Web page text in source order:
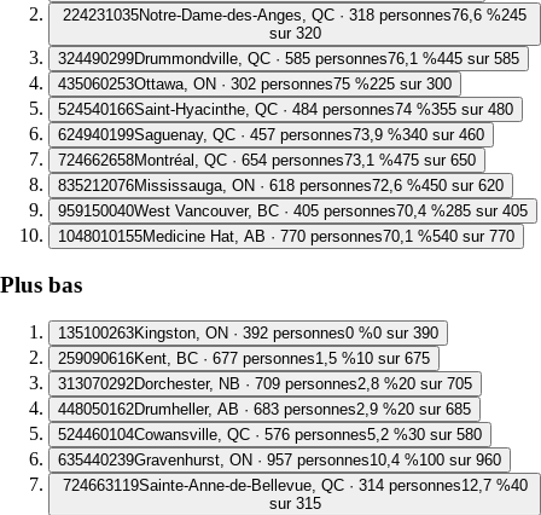
224231035Notre-Dame-des-Anges, QC · 318 personnes76,6 %245
sur 320
324490299Drummondville, QC · 585 personnes76,1 %445 sur 585
435060253Ottawa, ON · 302 personnes75 %225 sur 300
524540166Saint-Hyacinthe, QC · 484 personnes74 %355 sur 480
624940199Saguenay, QC · 457 personnes73,9 %340 sur 460
724662658Montréal, QC · 654 personnes73,1 %475 sur 650
835212076Mississauga, ON · 618 personnes72,6 %450 sur 620
959150040West Vancouver, BC · 405 personnes70,4 %285 sur 405
1048010155Medicine Hat, AB · 770 personnes70,1 %540 sur 770
Plus bas
135100263Kingston, ON · 392 personnes0 %0 sur 390
259090616Kent, BC · 677 personnes1,5 %10 sur 675
313070292Dorchester, NB · 709 personnes2,8 %20 sur 705
448050162Drumheller, AB · 683 personnes2,9 %20 sur 685
524460104Cowansville, QC · 576 personnes5,2 %30 sur 580
635440239Gravenhurst, ON · 957 personnes10,4 %100 sur 960
724663119Sainte-Anne-de-Bellevue, QC · 314 personnes12,7 %40
sur 315